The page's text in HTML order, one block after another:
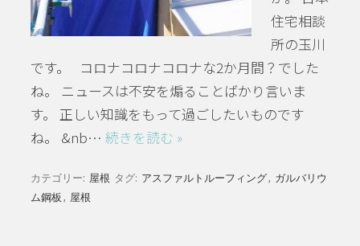
住宅相談
所の玉川
です。 コロナコロナコロナな2か月間？でした
ね。 ニュースは不安を煽ることばかり言いま
す。 正しい知識をもって過ごしたいものです
ね。 &nb… 続きを読む »
カテゴリー: 屋根 タグ: アスファルトルーフィング, ガルバリウ
ム鋼板 , 屋根